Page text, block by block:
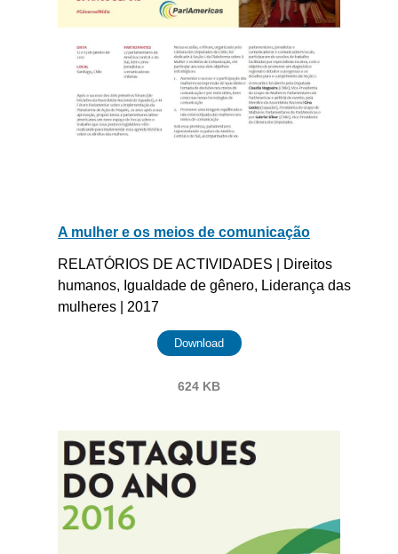
A mulher e os meios de comunicação
RELATÓRIOS DE ACTIVIDADES | Direitos
humanos, Igualdade de gênero, Liderança das
mulheres | 2017
Download
624 KB